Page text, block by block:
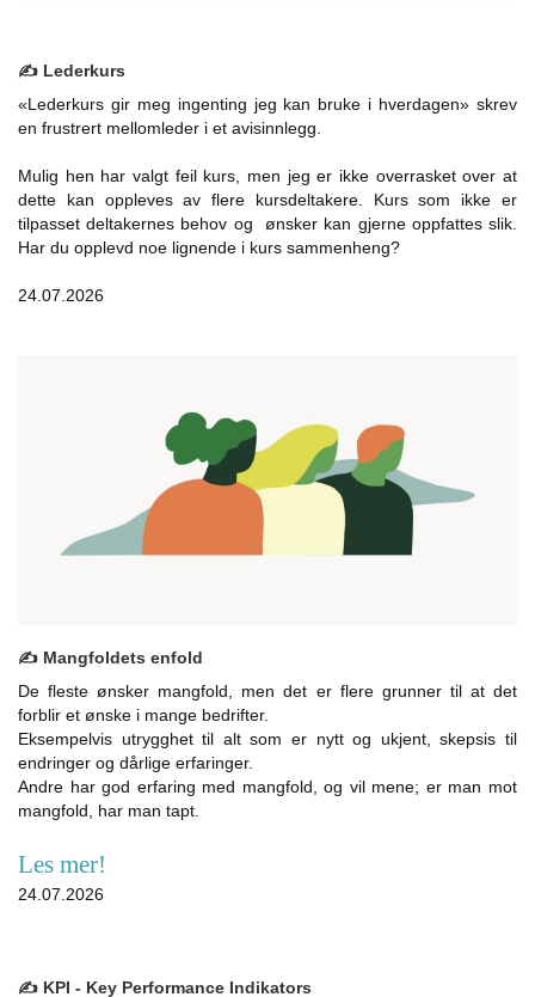
✍️ Lederkurs
«Lederkurs gir meg ingenting jeg kan bruke i hverdagen» skrev
en frustrert mellomleder i et avisinnlegg.
Mulig hen har valgt feil kurs, men jeg er ikke overrasket over at
dette kan oppleves av flere kursdeltakere. Kurs som ikke er
tilpasset deltakernes behov og ønsker kan gjerne oppfattes slik.
Har du opplevd noe lignende i kurs sammenheng?
24.07.2026
✍️ Mangfoldets enfold
De fleste ønsker mangfold, men det er flere grunner til at det
forblir et ønske i mange bedrifter.
Eksempelvis utrygghet til alt som er nytt og ukjent, skepsis til
endringer og dårlige erfaringer.
Andre har god erfaring med mangfold, og vil mene; er man mot
mangfold, har man tapt.
Les mer!
24.07.2026
✍️ KPI - Key Performance Indikators